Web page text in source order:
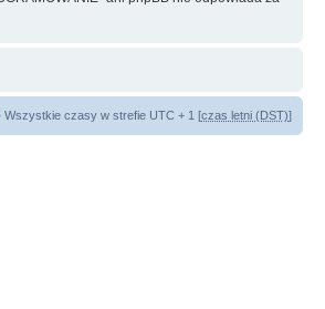
Wszystkie czasy w strefie UTC + 1 [czas letni (DST)]